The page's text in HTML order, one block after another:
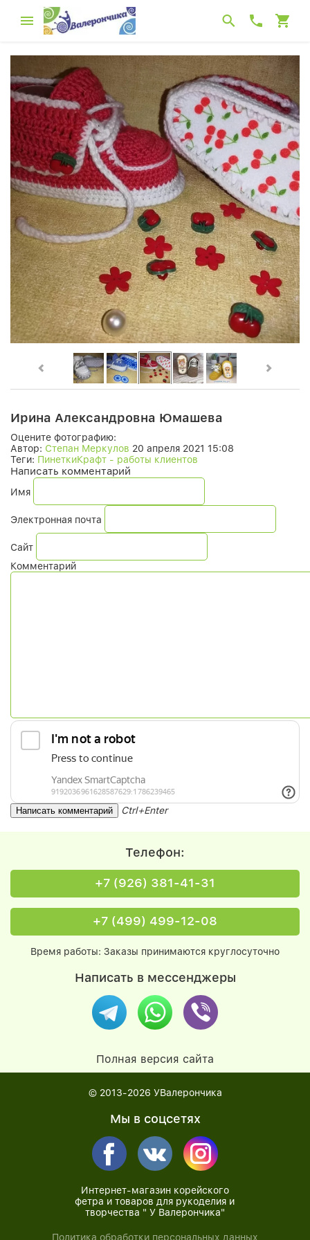
Ирина Александровна Юмашева
Оцените фотографию:
Автор: Степан Меркулов 20 апреля 2021 15:08
Теги: ПинеткиКрафт - работы клиентов
Написать комментарий
Имя
Электронная почта
Сайт
Комментарий
Ctrl+Enter
Телефон:
+7 (926) 381-41-31
+7 (499) 499-12-08
Время работы: Заказы принимаются круглосуточно
Написать в мессенджеры
Полная версия сайта
© 2013-2026 УВалерончика
Мы в соцсетях
Интернет-магазин корейского
фетра и товаров для рукоделия и
творчества " У Валерончика"
Политика обработки персональных данных